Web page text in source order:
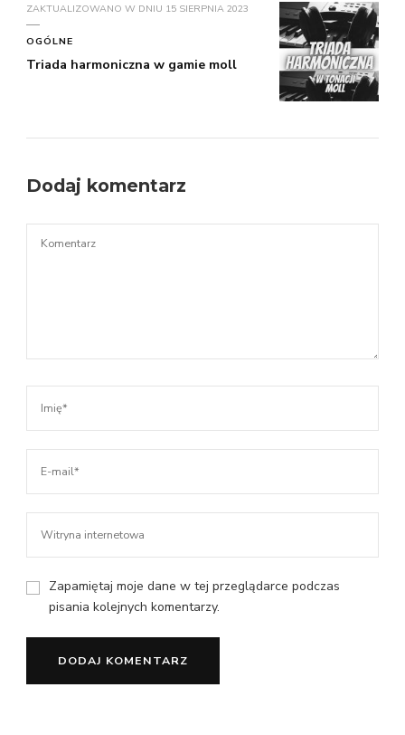
ZAKTUALIZOWANO W DNIU 15 SIERPNIA 2023
OGÓLNE
Triada harmoniczna w gamie moll
Dodaj komentarz
Zapamiętaj moje dane w tej przeglądarce podczas
pisania kolejnych komentarzy.